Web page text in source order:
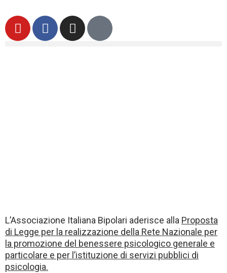
L’Associazione Italiana Bipolari aderisce alla Proposta
di Legge per la realizzazione della Rete Nazionale per
la promozione del benessere psicologico generale e
particolare e per l’istituzione di servizi pubblici di
psicologia.